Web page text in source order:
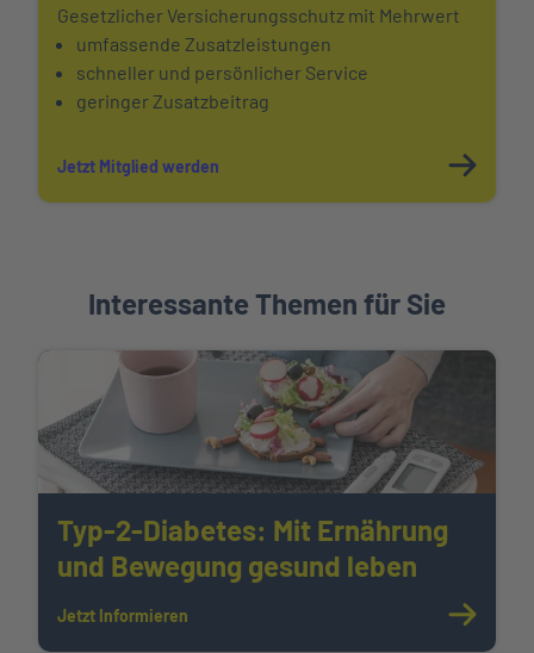
Gesetzlicher Versicherungsschutz mit Mehrwert
umfassende Zusatzleistungen
schneller und persönlicher Service
geringer Zusatzbeitrag
Jetzt Mitglied werden
Interessante Themen für Sie
Typ-2-Diabetes: Mit Ernährung
und Bewegung gesund leben
Jetzt Informieren